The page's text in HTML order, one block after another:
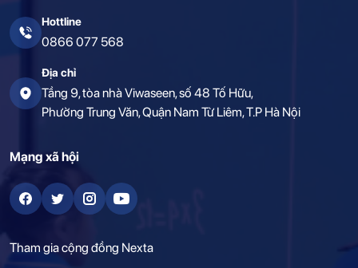
Hottline
0866 077 568
Địa chỉ
Tầng 9, tòa nhà Viwaseen, số 48 Tố Hữu,
Phường Trung Văn, Quận Nam Từ Liêm, T.P Hà Nội
Mạng xã hội
Tham gia cộng đồng Nexta